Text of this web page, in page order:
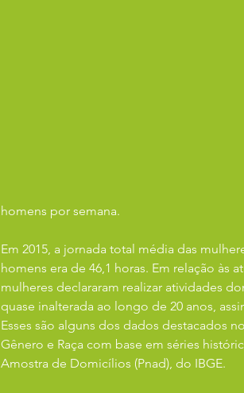
homens por semana.
Em 2015, a jornada total média das
homens era de 46,1 horas. Em relação às
mulheres declararam realizar atividades
quase inalterada ao longo de 20 anos,
Esses são alguns dos dados destacados
Gênero e Raça com base em séries
Amostra de Domicílios (Pnad), do IBGE.